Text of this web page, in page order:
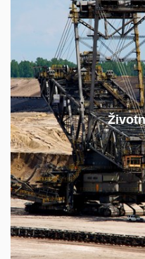
Klimatická změna
jsou průvodním
energie. Jak přesně
a co se